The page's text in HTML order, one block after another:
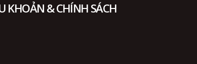
KHOẢN & CHÍNH SÁCH